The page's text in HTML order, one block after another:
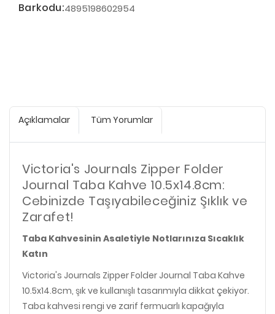
Barkodu:4895198602954
Açıklamalar Tüm Yorumlar
Victoria's Journals Zipper Folder
Journal Taba Kahve 10.5x14.8cm:
Cebinizde Taşıyabileceğiniz Şıklık ve
Zarafet!
Taba Kahvesinin Asaletiyle Notlarınıza Sıcaklık
Katın
Victoria's Journals Zipper Folder Journal Taba Kahve
10.5x14.8cm, şık ve kullanışlı tasarımıyla dikkat çekiyor.
Taba kahvesi rengi ve zarif fermuarlı kapağıyla